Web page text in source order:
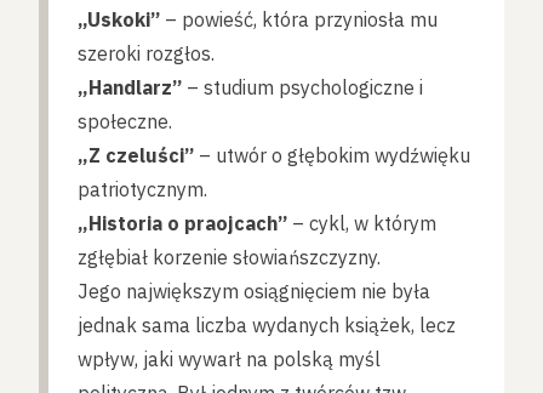
„Uskoki” – powieść, która przyniosła mu
szeroki rozgłos.
„Handlarz” – studium psychologiczne i
społeczne.
„Z czeluści” – utwór o głębokim wydźwięku
patriotycznym.
„Historia o praojcach” – cykl, w którym
zgłębiał korzenie słowiańszczyzny.
Jego największym osiągnięciem nie była
jednak sama liczba wydanych książek, lecz
wpływ, jaki wywarł na polską myśl